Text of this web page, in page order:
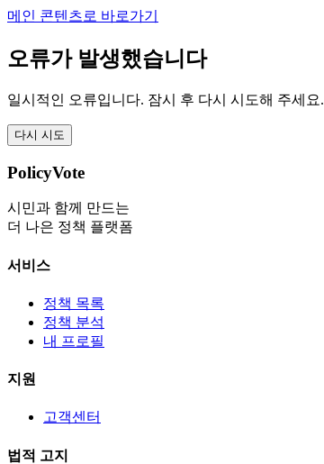
메인 콘텐츠로 바로가기
오류가 발생했습니다
일시적인 오류입니다. 잠시 후 다시 시도해 주세요.
다시 시도
PolicyVote
시민과 함께 만드는
더 나은 정책 플랫폼
서비스
정책 목록
정책 분석
내 프로필
지원
고객센터
법적 고지